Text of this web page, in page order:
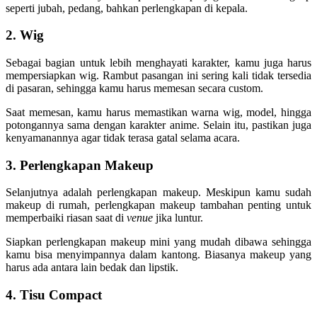
seperti jubah, pedang, bahkan perlengkapan di kepala.
2. Wig
Sebagai bagian untuk lebih menghayati karakter, kamu juga harus
mempersiapkan wig. Rambut pasangan ini sering kali tidak tersedia
di pasaran, sehingga kamu harus memesan secara custom.
Saat memesan, kamu harus memastikan warna wig, model, hingga
potongannya sama dengan karakter anime. Selain itu, pastikan juga
kenyamanannya agar tidak terasa gatal selama acara.
3. Perlengkapan Makeup
Selanjutnya adalah perlengkapan makeup. Meskipun kamu sudah
makeup di rumah, perlengkapan makeup tambahan penting untuk
memperbaiki riasan saat di venue jika luntur.
Siapkan perlengkapan makeup mini yang mudah dibawa sehingga
kamu bisa menyimpannya dalam kantong. Biasanya makeup yang
harus ada antara lain bedak dan lipstik.
4. Tisu Compact